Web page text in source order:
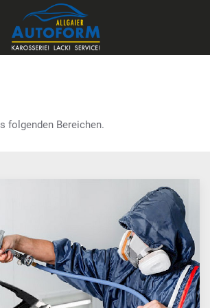
folgenden Bereichen.